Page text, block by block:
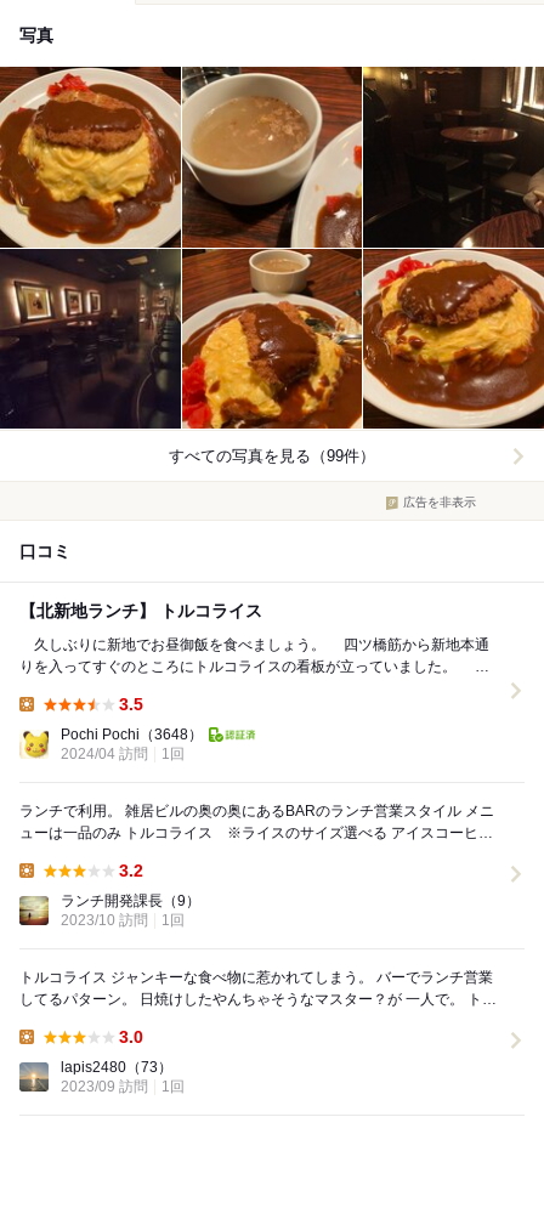
写真
すべての写真を見る（99件）
広告を非表示
口コミ
【北新地ランチ】 トルコライス
久しぶりに新地でお昼御飯を食べましょう。 四ツ橋筋から新地本通
りを入ってすぐのところにトルコライスの看板が立っていました。 ビ
3.5
Pochi Pochi （3648）
2024/04 訪問
1回
ランチで利用。 雑居ビルの奥の奥にあるBARのランチ営業スタイル メニ
ューは一品のみ トルコライス ※ライスのサイズ選べる アイスコーヒー
3.2
ランチ開発課長 （9）
2023/10 訪問
1回
トルコライス ジャンキーな食べ物に惹かれてしまう。 バーでランチ営業
してるパターン。 日焼けしたやんちゃそうなマスター？が 一人で。 トル
3.0
lapis2480 （73）
2023/09 訪問
1回